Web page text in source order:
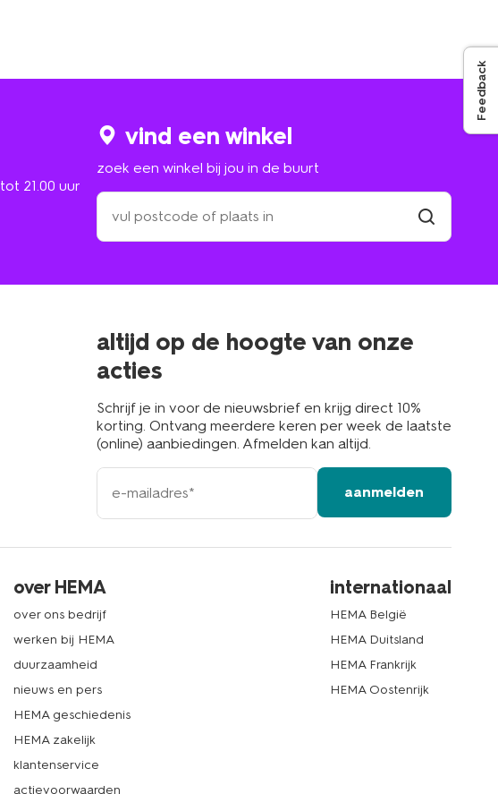
21.00 uur
vind een winkel
zoek een winkel bij jou in de buurt
zoek
een
winkel
in
altijd op de hoogte van onze
acties
Schrijf je in voor de nieuwsbrief en krijg direct 10%
korting. Ontvang meerdere keren per week de laatste
(online) aanbiedingen. Afmelden kan altijd.
e-
mailadres
aanmelden
over HEMA
over ons bedrijf
werken bij HEMA
duurzaamheid
nieuws en pers
HEMA geschiedenis
HEMA zakelijk
klantenservice
actievoorwaarden
internationaal
HEMA België
HEMA Duitsland
HEMA Frankrijk
HEMA Oostenrijk
Feedback